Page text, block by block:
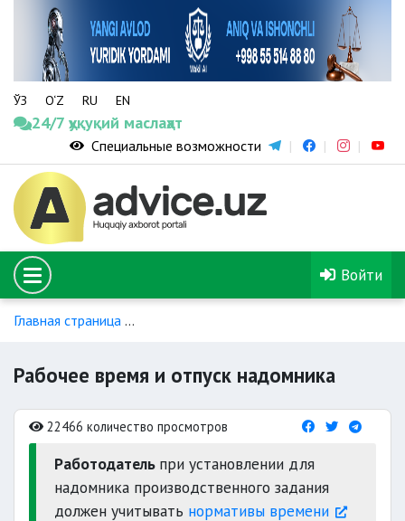
ЎЗ O‘Z RU EN
24/7 ҳуқуқий маслаҳат
Специальные возможности
Войти
Главная страница
Рабочее время и отпуск надомника
22466 количество просмотров
Работодатель при установлении для
надомника производственного задания
должен учитывать нормативы времени